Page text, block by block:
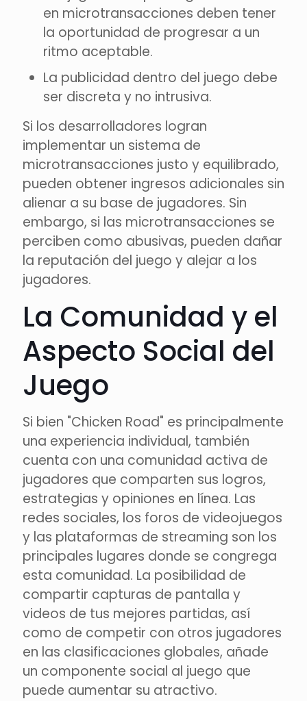
en microtransacciones deben tener
la oportunidad de progresar a un
ritmo aceptable.
La publicidad dentro del juego debe
ser discreta y no intrusiva.
Si los desarrolladores logran
implementar un sistema de
microtransacciones justo y equilibrado,
pueden obtener ingresos adicionales sin
alienar a su base de jugadores. Sin
embargo, si las microtransacciones se
perciben como abusivas, pueden dañar
la reputación del juego y alejar a los
jugadores.
La Comunidad y el
Aspecto Social del
Juego
Si bien "Chicken Road" es principalmente
una experiencia individual, también
cuenta con una comunidad activa de
jugadores que comparten sus logros,
estrategias y opiniones en línea. Las
redes sociales, los foros de videojuegos
y las plataformas de streaming son los
principales lugares donde se congrega
esta comunidad. La posibilidad de
compartir capturas de pantalla y
videos de tus mejores partidas, así
como de competir con otros jugadores
en las clasificaciones globales, añade
un componente social al juego que
puede aumentar su atractivo.